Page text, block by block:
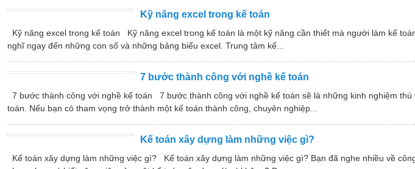
Kỹ năng excel trong kế toán
Kỹ năng excel trong kế toán Kỹ năng excel trong kế toán là một kỹ năng cần thiết mà người làm kế
nghĩ ngay đến những con số và những bảng biểu excel. Trung tâm kế...
7 bước thành công với nghề kế toán
7 bước thành công với nghề kế toán 7 bước thành công với nghề kế toán sẽ là những kinh nghiệm thú
toán. Nếu bạn có tham vọng trở thành một kế toán thành công, chuyên nghiệp...
Kế toán xây dựng làm những việc gì?
Kế toán xây dựng làm những việc gì? Kế toán xây dựng làm những việc gì? Bạn đã nghe nhiều về